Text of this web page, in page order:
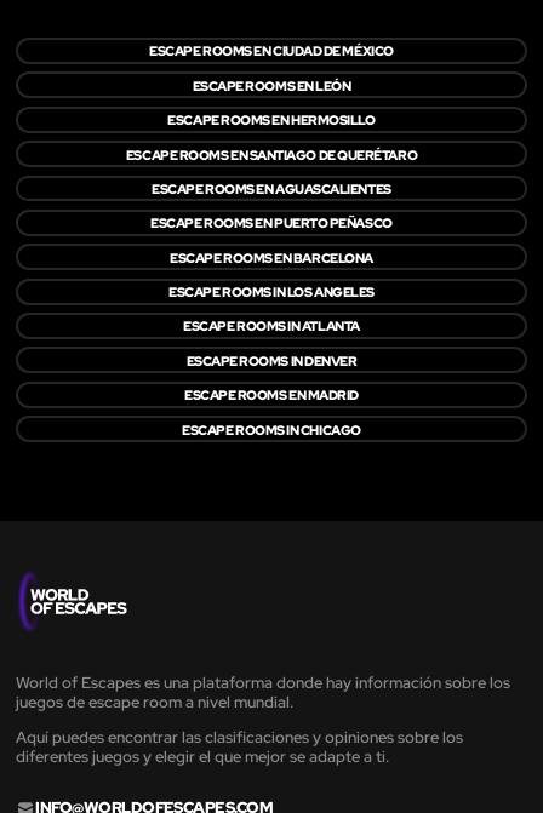
ESCAPE ROOMS EN CIUDAD DE MÉXICO
ESCAPE ROOMS EN LEÓN
ESCAPE ROOMS EN HERMOSILLO
ESCAPE ROOMS EN SANTIAGO DE QUERÉTARO
ESCAPE ROOMS EN AGUASCALIENTES
ESCAPE ROOMS EN PUERTO PEÑASCO
ESCAPE ROOMS EN BARCELONA
ESCAPE ROOMS IN LOS ANGELES
ESCAPE ROOMS IN ATLANTA
ESCAPE ROOMS IN DENVER
ESCAPE ROOMS EN MADRID
ESCAPE ROOMS IN CHICAGO
World of Escapes es una plataforma donde hay información sobre los
juegos de escape room a nivel mundial.
Aquí puedes encontrar las clasificaciones y opiniones sobre los
diferentes juegos y elegir el que mejor se adapte a ti.
INFO@WORLDOFESCAPES.COM